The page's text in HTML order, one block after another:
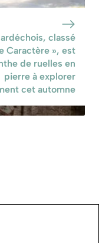
classé
Caractère », est
de ruelles en
pierre à explorer
cet automne